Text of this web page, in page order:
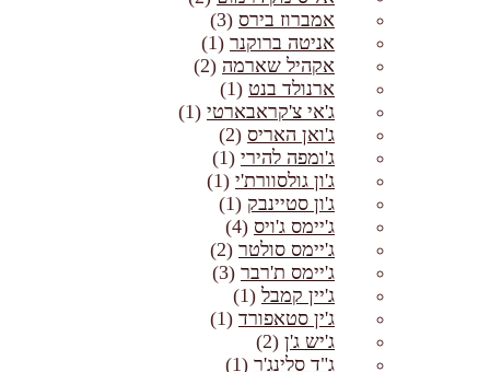
אמברוז בירס (3)
אניטה ברוקנר (1)
אקהיל שארמה (2)
ארנולד בנט (1)
ג'אי צ'קראבארטי (1)
ג'ואן האריס (2)
ג'ומפה להירי (1)
ג'ון גולסוורת'י (1)
ג'ון סטיינבק (1)
ג'יימס ג'ויס (4)
ג'יימס סולטר (2)
ג'יימס ת'רבר (3)
ג'יין קמבל (1)
ג'ין סטאפורד (1)
ג'יש ג'ן (2)
ג"ד סלינג'ר (1)